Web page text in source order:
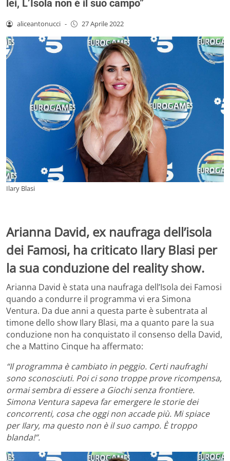
lei, L’Isola non è il suo campo”
aliceantonucci - 27 Aprile 2022
Ilary Blasi
Arianna David, ex naufraga dell’isola
dei Famosi, ha criticato Ilary Blasi per
la sua conduzione del reality show.
Arianna David è stata una naufraga dell’Isola dei Famosi
quando a condurre il programma vi era Simona
Ventura. Da due anni a questa parte è subentrata al
timone dello show Ilary Blasi, ma a quanto pare la sua
conduzione non ha conquistato il consenso della David,
che a Mattino Cinque ha affermato:
“Il programma è cambiato in peggio. Certi naufraghi
sono sconosciuti. Poi ci sono troppe prove ricompensa,
ormai sembra di essere a Giochi senza frontiere.
Simona Ventura sapeva far emergere le storie dei
concorrenti, cosa che oggi non accade più. Mi spiace
per Ilary, ma questo non è il suo campo. È troppo
blanda!”.